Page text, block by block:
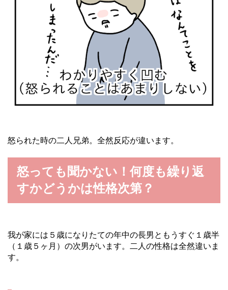
怒られた時の二人兄弟。全然反応が違います。
怒っても聞かない！何度も繰り返
すかどうかは性格次第？
我が家には５歳になりたての年中の長男ともうすぐ１歳半
（１歳５ヶ月）の次男がいます。二人の性格は全然違いま
す。